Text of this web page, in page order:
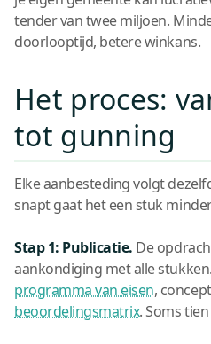
tender van twee miljoen.
doorlooptijd, betere winkans.
Het proces:
tot gunning
Elke aanbesteding volgt
snapt gaat het een stuk
Stap 1: Publicatie. De
aankondiging met alle stukken.
programma van eisen,
beoordelingsmatrix. Soms